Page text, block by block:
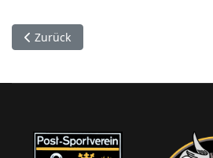
Vorheriger Beitrag: Erfolgreiche
Zurück